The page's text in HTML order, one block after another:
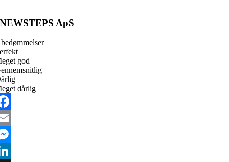
NEWSTEPS ApS
god
dårlig